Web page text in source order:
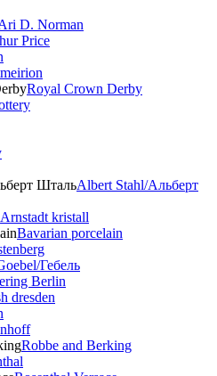
D. Norman
Price
Royal Crown Derby
Albert Stahl/Альбеpт
Arnstadt kristall
Bavarian porcelain
Гебель
Berlin
dresden
Robbe and Berking